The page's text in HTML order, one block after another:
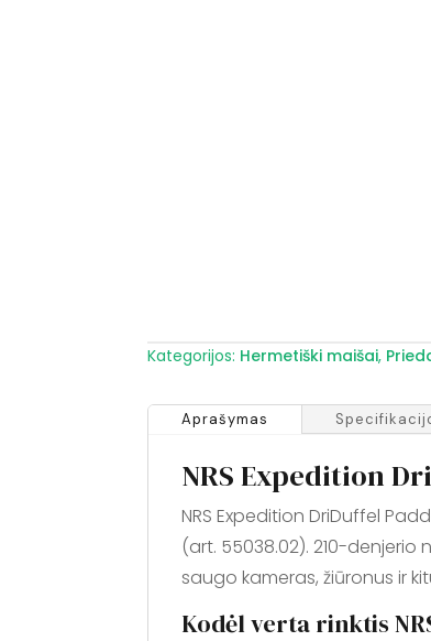
Kategorijos: Hermetiški maišai,
Aprašymas
NRS Expedition
NRS Expedition DriDuffel
(art. 55038.02). 210-
saugo kameras, žiūronus ir
Kodėl verta rinktis